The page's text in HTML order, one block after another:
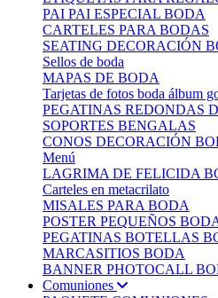
PAI PAI ESPECIAL BODA
CARTELES PARA BODAS
SEATING DECORACIÓN
Sellos de boda
MAPAS DE BODA
Tarjetas de fotos boda álbum
PEGATINAS REDONDAS
SOPORTES BENGALAS
CONOS DECORACIÓN
Menú
LAGRIMA DE FELICIDA
Carteles en metacrilato
MISALES PARA BODA
POSTER PEQUEÑOS
PEGATINAS BOTELLAS
MARCASITIOS BODA
BANNER PHOTOCALL
Comuniones